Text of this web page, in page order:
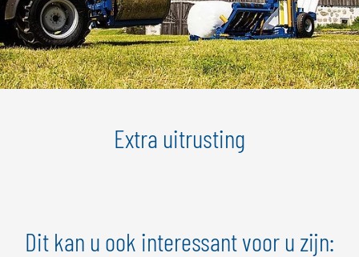
Extra uitrusting
Dit kan u ook interessant voor u zijn: